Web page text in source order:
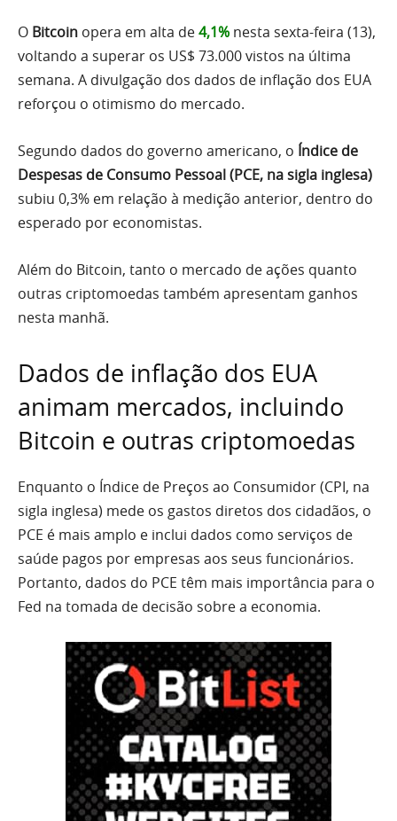
O Bitcoin opera em alta de4,1% nesta sexta-feira (13),
voltando a superar os US$ 73.000 vistos na última
semana. A divulgação dos dados de inflação dos EUA
reforçou o otimismo do mercado.
Segundo dados do governo americano, o Índice de
Despesas de Consumo Pessoal (PCE, na sigla inglesa)
subiu 0,3% em relação à medição anterior, dentro do
esperado por economistas.
Além do Bitcoin, tanto o mercado de ações quanto
outras criptomoedas também apresentam ganhos
nesta manhã.
Dados de inflação dos EUA
animam mercados, incluindo
Bitcoin e outras criptomoedas
Enquanto o Índice de Preços ao Consumidor (CPI, na
sigla inglesa) mede os gastos diretos dos cidadãos, o
PCE é mais amplo e inclui dados como serviços de
saúde pagos por empresas aos seus funcionários.
Portanto, dados do PCE têm mais importância para o
Fed na tomada de decisão sobre a economia.